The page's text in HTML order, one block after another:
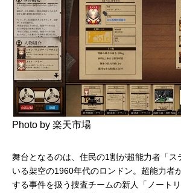
Photo by 楽天市場
舞台となるのは、住民の1割が超能力者「ス
いる架空の1960年代のロンドン。超能力者
する事件を扱う捜査チームの新人「ノート